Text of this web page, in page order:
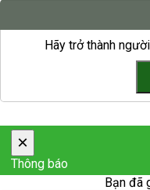
Hãy trở thành
×
Thông báo
Bạn đã